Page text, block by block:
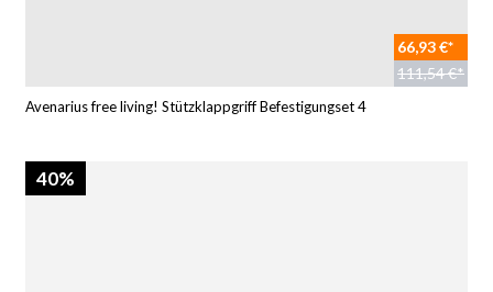
66,93 €*
111,54 €*
Avenarius free living! Stützklappgriff Befestigungset 4
40%